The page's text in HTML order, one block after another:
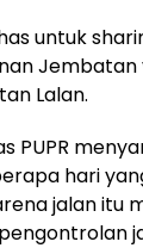
untuk
Jembatan
Lalan.
PUPR
hari
jalan itu